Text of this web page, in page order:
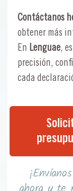
Contáctanos
obtener más
En Lenguae,
precisión,
cada